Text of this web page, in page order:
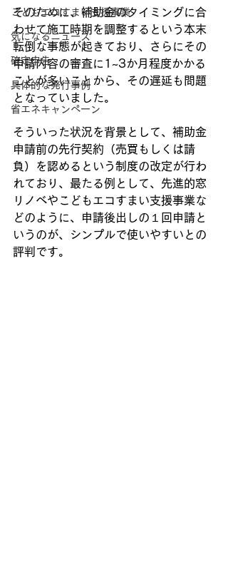
こどもエコすまい支援事業
気になるニュース
確定申告
具体的な発行事例
省エネキャンペーン
そのために、補助金のタイミングに合
わせて施工時期を調整するという本末
転倒な事態が起きており、さらにその
申請内容の審査に1~3か月程度かかる
ことが多いことから、その遅延も問題
となっていました。
そういった状況を背景として、補助金
申請前の先行契約（売買もしくは請
負）を認めるという制度の改定が行わ
れており、最たる例として、先進的窓
リノベやこどもエコすまい支援事業な
どのように、申請後出しの１回申請と
いうのが、シンプルで使いやすいとの
評判です。